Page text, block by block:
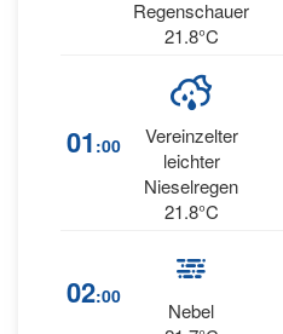
Regenschauer
21.8°C
01 :00
Vereinzelter
leichter
Nieselregen
21.8°C
02:00
Nebel